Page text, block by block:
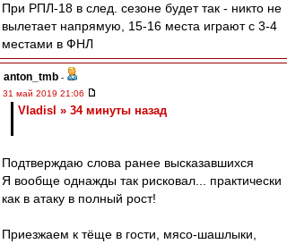
При РПЛ-18 в след. сезоне будет так - никто не
вылетает напрямую, 15-16 места играют с 3-4
местами в ФНЛ
anton_tmb -
31 май 2019 21:06
Vladisl » 34 минуты назад
Подтверждаю слова ранее высказавшихся
Я вообще однажды так рисковал... практически
как в атаку в полный рост!
Приезжаем к тёще в гости, мясо-шашлыки,